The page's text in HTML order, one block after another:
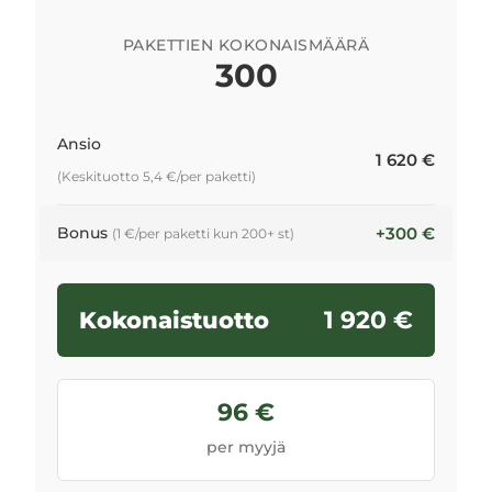
PAKETTIEN KOKONAISMÄÄRÄ
300
Ansio
(Keskituotto 5,4 €/per paketti)
1 620€
Bonus (1 €/per paketti kun 200+ st) +300€
Kokonaistuotto 1 920 €
96 €
per myyjä